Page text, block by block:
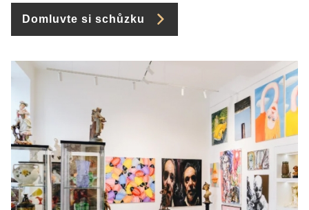
Domluvte si schůzku